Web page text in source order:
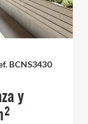
BCNS3430
y